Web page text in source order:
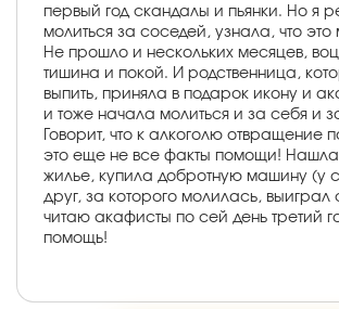
первый год скандалы и пьянки. Но я
молиться за соседей, узнала, что
Не прошло и нескольких месяцев,
тишина и покой. И родственница,
выпить, приняла в подарок икону и
и тоже начала молиться и за себя и
Говорит, что к алкоголю отвращение
это еще не все факты помощи!
жилье, купила добротную машину (у
друг, за которого молилась,
читаю акафисты по сей день третий
помощь!